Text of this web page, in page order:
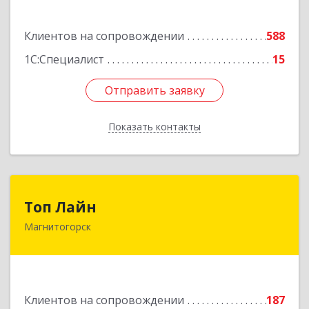
Клиентов на сопровождении
588
1С:Специалист
15
Отправить заявку
Показать контакты
Отправить заявку
Назад
Топ Лайн
Магнитогорск
Клиентов на сопровождении
187
454000, Челябинская обл, Магнитогорск г,